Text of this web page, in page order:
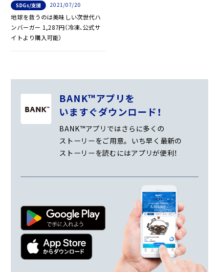
SDGs/支援 2021/07/20
地球を救うのは美味しい次世代ハ
ンバーガー 1,287円（冷凍、公式サ
イトより購入可能）
BANK™アプリを
いますぐダウンロード！
BANK™アプリではさらに多くの
ストーリーをご用意。 いち早く最新の
ストーリーを読むにはアプリが便利！